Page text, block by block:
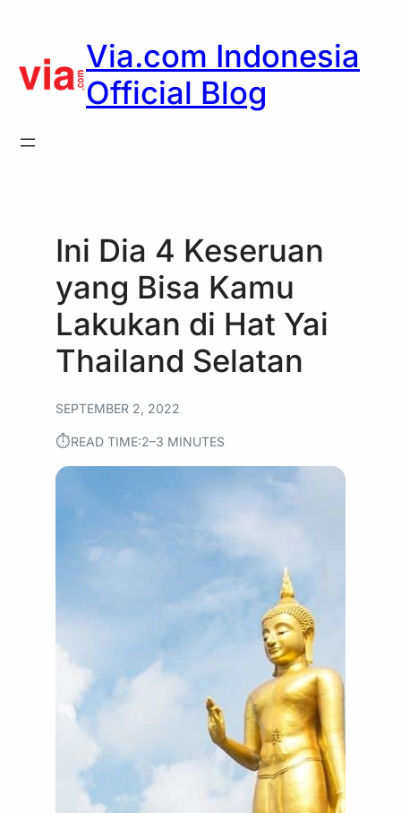
content
Via.com Indonesia
Official Blog
Ini Dia 4 Keseruan
yang Bisa Kamu
Lakukan di Hat Yai
Thailand Selatan
SEPTEMBER 2, 2022
⏱︎READ TIME:2–3 MINUTES